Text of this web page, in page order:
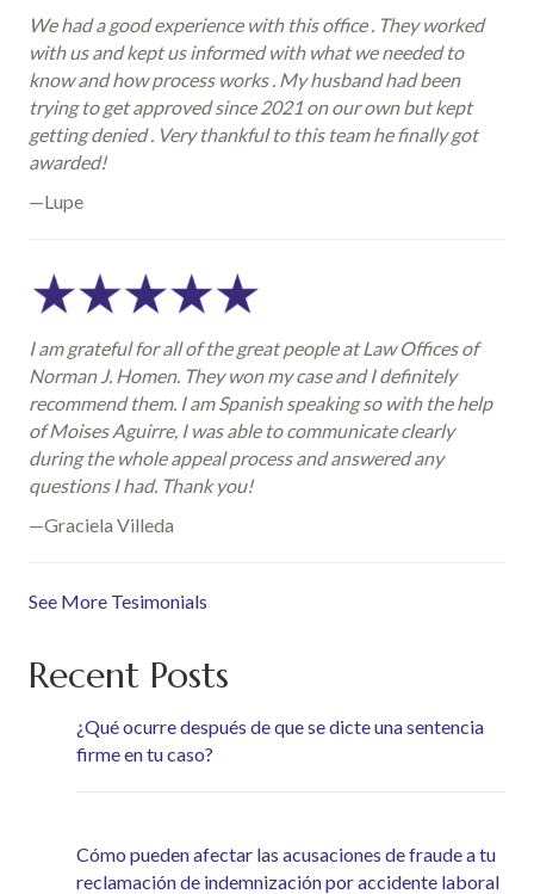
We had a good experience with this office . They worked
with us and kept us informed with what we needed to
know and how process works . My husband had been
trying to get approved since 2021 on our own but kept
getting denied . Very thankful to this team he finally got
awarded!
—Lupe
I am grateful for all of the great people at Law Offices of
Norman J. Homen. They won my case and I definitely
recommend them. I am Spanish speaking so with the help
of Moises Aguirre, I was able to communicate clearly
during the whole appeal process and answered any
questions I had. Thank you!
—Graciela Villeda
See More Tesimonials
Recent Posts
¿Qué ocurre después de que se dicte una sentencia
firme en tu caso?
Cómo pueden afectar las acusaciones de fraude a tu
reclamación de indemnización por accidente laboral